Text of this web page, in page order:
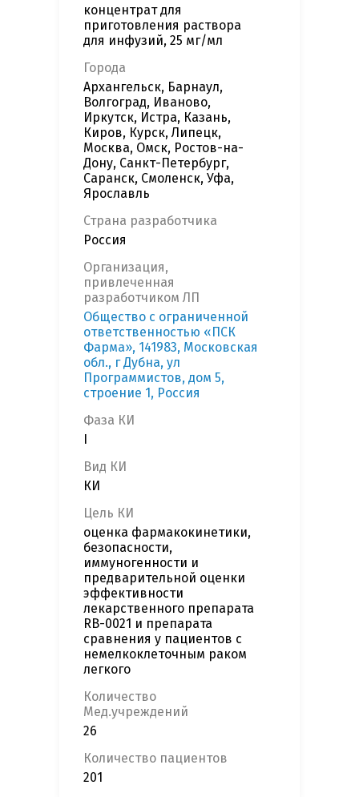
концентрат для
приготовления раствора
для инфузий, 25 мг/мл
Города
Архангельск, Барнаул,
Волгоград, Иваново,
Иркутск, Истра, Казань,
Киров, Курск, Липецк,
Москва, Омск, Ростов-на-
Дону, Санкт-Петербург,
Саранск, Смоленск, Уфа,
Ярославль
Страна разработчика
Россия
Организация,
привлеченная
разработчиком ЛП
Общество с ограниченной
ответственностью «ПСК
Фарма», 141983, Московская
обл., г Дубна, ул
Программистов, дом 5,
строение 1, Россия
Фаза КИ
Вид КИ
КИ
Цель КИ
оценка фармакокинетики,
безопасности,
иммуногенности и
предварительной оценки
эффективности
лекарственного препарата
RB-0021 и препарата
сравнения у пациентов с
немелкоклеточным раком
легкого
Количество
Мед.учреждений
26
Количество пациентов
201